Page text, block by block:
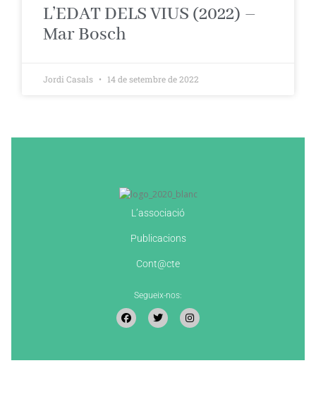
L’EDAT DELS VIUS (2022) –
Mar Bosch
Jordi Casals 14 de setembre de 2022
L’associació
Publicacions
Cont@cte
Segueix-nos: